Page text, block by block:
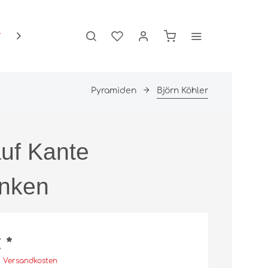
Kissen
Matratzen

Pyramiden Björn Köhler
Kante
*
Versandkosten